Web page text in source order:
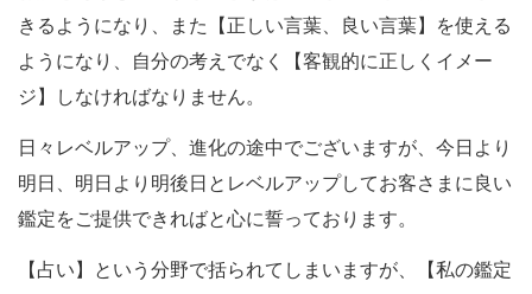
きるようになり、また【正しい言葉、良い言葉】を使える
ようになり、自分の考えでなく【客観的に正しくイメー
ジ】しなければなりません。
日々レベルアップ、進化の途中でございますが、今日より
明日、明日より明後日とレベルアップしてお客さまに良い
鑑定をご提供できればと心に誓っております。
【占い】という分野で括られてしまいますが、【私の鑑定